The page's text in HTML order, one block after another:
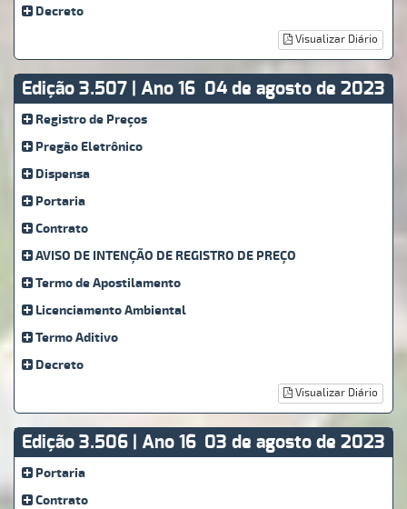
Decreto
Visualizar Diário
Edição 3.507 | Ano 16 04 de agosto de 2023
Registro de Preços
Pregão Eletrônico
Dispensa
Portaria
Contrato
AVISO DE INTENÇÃO DE REGISTRO DE PREÇO
Termo de Apostilamento
Licenciamento Ambiental
Termo Aditivo
Decreto
Visualizar Diário
Edição 3.506 | Ano 16 03 de agosto de 2023
Portaria
Contrato